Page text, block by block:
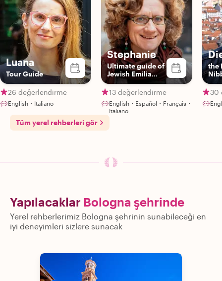
Luana
Tour Guide
26 değerlendirme
English・Italiano
Stephanie
Ultimate guide of
Jewish Emilia
Romagna (you
should learn
about It!)
13 değerlendirme
English・Español・Français・
Italiano
the
30
Tüm yerel rehberleri gör
Yapılacaklar Bologna şehrinde
Yerel rehberlerimiz Bologna şehrinin sunabileceği en
iyi deneyimleri sizlere sunacak